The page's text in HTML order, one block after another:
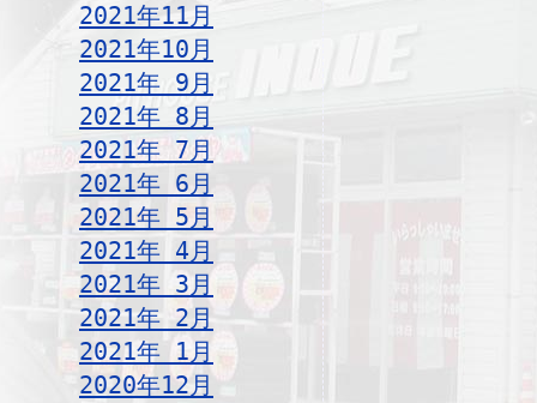
2021年11月
2021年10月
2021年 9月
2021年 8月
2021年 7月
2021年 6月
2021年 5月
2021年 4月
2021年 3月
2021年 2月
2021年 1月
2020年12月